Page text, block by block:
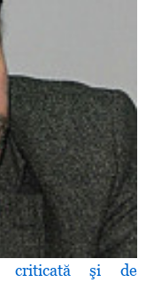
criticată şi de